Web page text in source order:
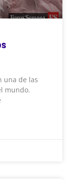
una de las
mundo.